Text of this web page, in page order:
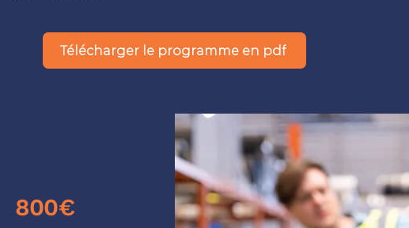
Télécharger le programme en pdf
800€